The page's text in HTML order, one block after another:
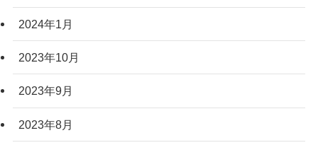
2024年1月
2023年10月
2023年9月
2023年8月